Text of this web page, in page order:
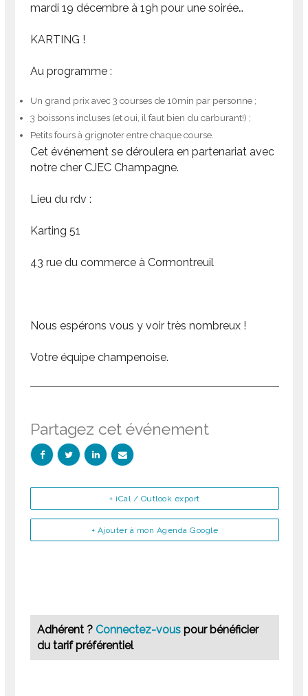
mardi 19 décembre à 19h pour une soirée…
KARTING !
Au programme :
Un grand prix avec 3 courses de 10min par personne ;
3 boissons incluses (et oui, il faut bien du carburant!) ;
Petits fours à grignoter entre chaque course.
Cet événement se déroulera en partenariat avec
notre cher CJEC Champagne.
Lieu du rdv :
Karting 51
43 rue du commerce à Cormontreuil
Nous espérons vous y voir très nombreux !
Votre équipe champenoise.
Partagez cet événement
+ Ajouter à mon Agenda Google
+ iCal / Outlook export
Adhérent ?Connectez-vouspour bénéficier
du tarif préférentiel